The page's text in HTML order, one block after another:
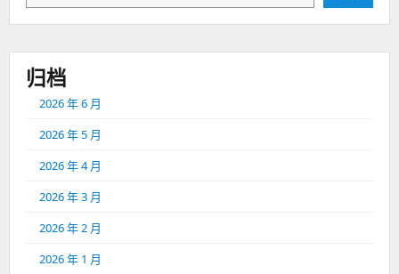
归档
2026 年 6 月
2026 年 5 月
2026 年 4 月
2026 年 3 月
2026 年 2 月
2026 年 1 月